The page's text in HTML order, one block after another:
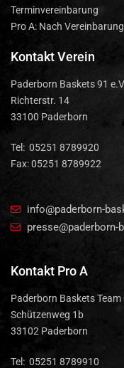
Terminvereinbarung
Pro A: Nach Vereinbarung
Kontakt Verein
Paderborn Baskets 91
Richterstr. 14
33100 Paderborn
Tel: 05251 8789920
Fax: 05251 8789922
info@paderborn-
presse@paderborn-
Kontakt Pro A
Paderborn Baskets Team
Schützenweg 1b
33102 Paderborn
Tel: 05251 8789910